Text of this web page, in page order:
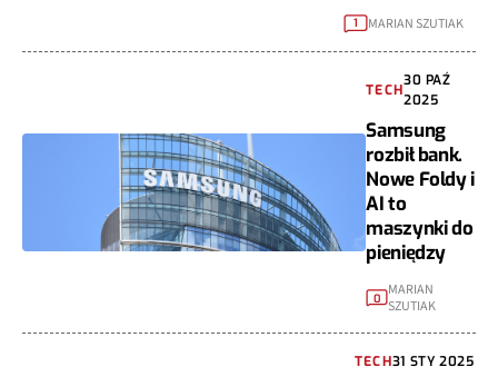
1 MARIAN SZUTIAK
TECH
30 PAŹ
2025
Samsung
rozbił bank.
Nowe Foldy i
AI to
maszynki do
pieniędzy
0
MARIAN
SZUTIAK
TECH31 STY 2025